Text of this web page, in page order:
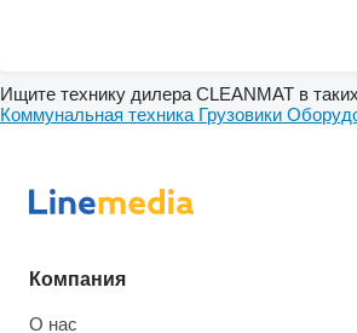
Ищите технику дилера CLEANMAT в
Коммунальная техника Грузовики
Компания
О нас